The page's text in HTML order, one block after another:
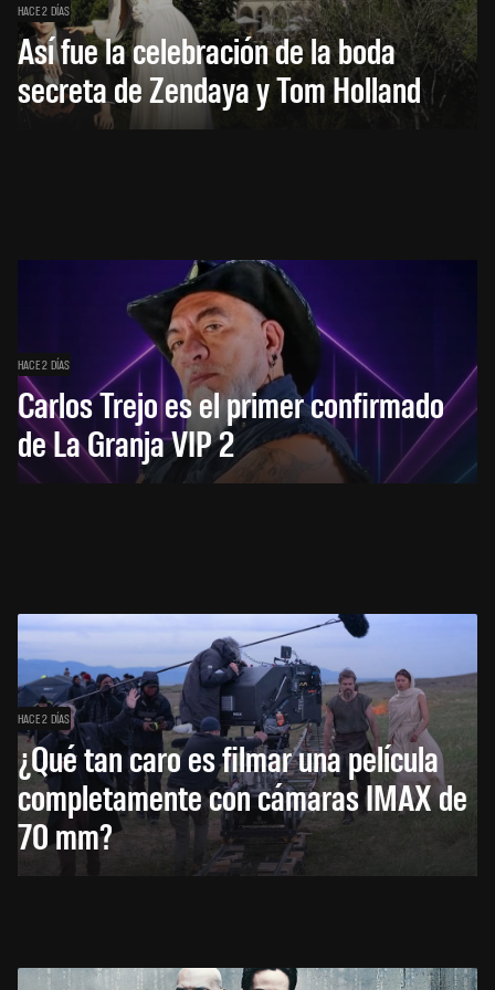
HACE 2 DÍAS
Así fue la celebración de la boda
secreta de Zendaya y Tom Holland
HACE 2 DÍAS
Carlos Trejo es el primer confirmado
de La Granja VIP 2
HACE 2 DÍAS
¿Qué tan caro es filmar una película
completamente con cámaras IMAX de
70 mm?